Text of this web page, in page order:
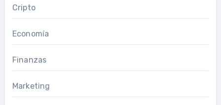
Cripto
Economía
Finanzas
Marketing